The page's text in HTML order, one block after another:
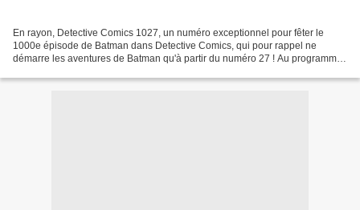
En rayon, Detective Comics 1027, un numéro exceptionnel pour fêter le
1000e épisode de Batman dans Detective Comics, qui pour rappel ne
démarre les aventures de Batman qu'à partir du numéro 27 ! Au programme,